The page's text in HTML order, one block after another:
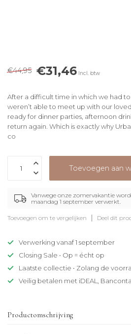
€44,95 €31,46 Incl. btw
After a difficult time in which we had
weren’t able to meet up with our
ready for dinner parties, afternoon
return again. Which is exactly why
co
Toevoegen aan
Vanwege onze zomervakantie
maandag 1 september verwerkt.
Toevoegen om te vergelijken Deel dit
Verwerking vanaf 1 september
Closing Sale • Op = écht op
Laatste collectie • Zolang de
Veilig betalen met iDEAL,
Productomschrijving